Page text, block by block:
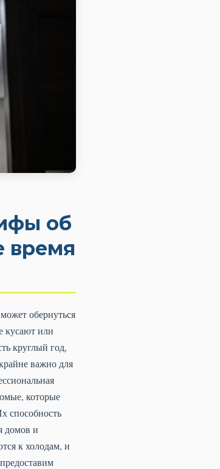
об
время
обернуться
кусают или
круглый год,
важно для
которые
способность
домов и
к холодам, и